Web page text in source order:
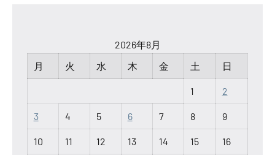
2026年8月
月
火 水 木 金 土 日
1 2
3 4 5 6 7 8 9
10 11 12 13 14 15 16